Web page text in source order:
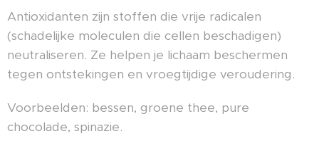
Antioxidanten zijn stoffen die vrije radicalen
(schadelijke moleculen die cellen beschadigen)
neutraliseren. Ze helpen je lichaam beschermen
tegen ontstekingen en vroegtijdige veroudering.
Voorbeelden: bessen, groene thee, pure
chocolade, spinazie.